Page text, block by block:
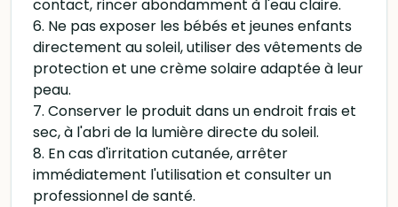
contact, rincer abondamment à l'eau claire.
6. Ne pas exposer les bébés et jeunes enfants
directement au soleil, utiliser des vêtements de
protection et une crème solaire adaptée à leur
peau.
7. Conserver le produit dans un endroit frais et
sec, à l'abri de la lumière directe du soleil.
8. En cas d'irritation cutanée, arrêter
immédiatement l'utilisation et consulter un
professionnel de santé.